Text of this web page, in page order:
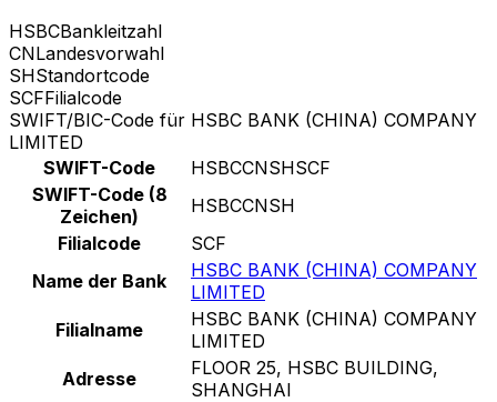
HSBCBankleitzahl
CNLandesvorwahl
SHStandortcode
SCFFilialcode
SWIFT/BIC-Code für HSBC BANK (CHINA) COMPANY
LIMITED
SWIFT-Code
HSBCCNSHSCF
SWIFT-Code (8
Zeichen)
HSBCCNSH
Filialcode
SCF
Name der Bank
HSBC BANK (CHINA) COMPANY
LIMITED
Filialname
HSBC BANK (CHINA) COMPANY
LIMITED
Adresse
FLOOR 25, HSBC BUILDING,
SHANGHAI